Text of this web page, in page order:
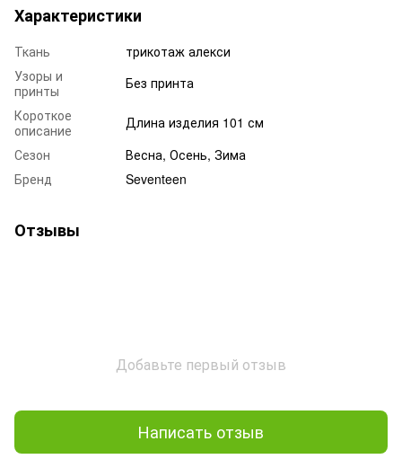
Характеристики
Ткань
трикотаж алекси
Узоры и
принты
Без принта
Короткое
описание
Длина изделия 101 см
Сезон
Весна, Осень, Зима
Бренд
Seventeen
Отзывы
Добавьте первый отзыв
Написать отзыв